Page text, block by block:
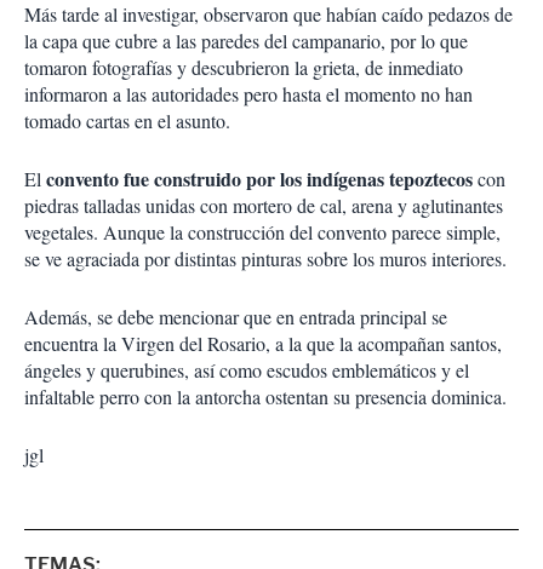
Más tarde al investigar, observaron que habían caído pedazos de
la capa que cubre a las paredes del campanario, por lo que
tomaron fotografías y descubrieron la grieta, de inmediato
informaron a las autoridades pero hasta el momento no han
tomado cartas en el asunto.
El convento fue construido por los indígenas tepoztecoscon
piedras talladas unidas con mortero de cal, arena y aglutinantes
vegetales. Aunque la construcción del convento parece simple,
se ve agraciada por distintas pinturas sobre los muros interiores.
Además, se debe mencionar que en entrada principal se
encuentra la Virgen del Rosario, a la que la acompañan santos,
ángeles y querubines, así como escudos emblemáticos y el
infaltable perro con la antorcha ostentan su presencia dominica.
jgl